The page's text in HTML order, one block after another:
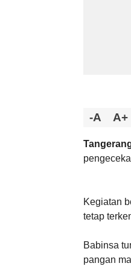
-A A+
Kegiatan
tetap
Babinsa
pangan